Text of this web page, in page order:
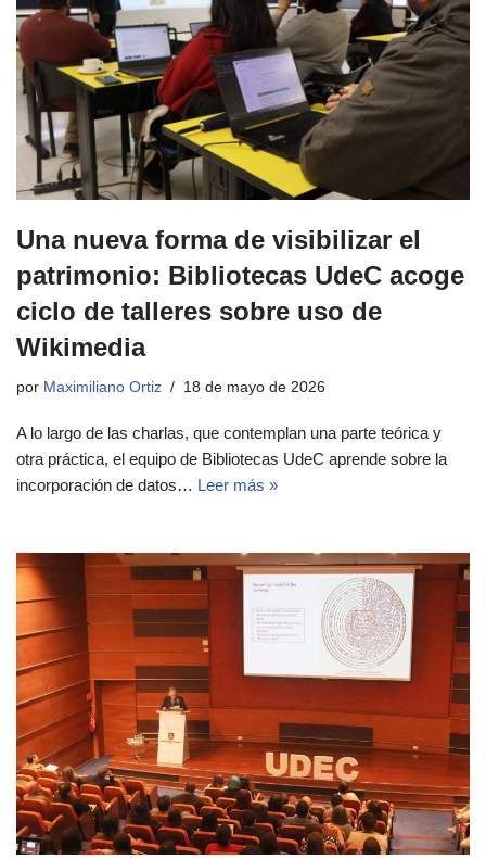
Una nueva forma de visibilizar el
patrimonio: Bibliotecas UdeC acoge
ciclo de talleres sobre uso de
Wikimedia
por Maximiliano Ortiz 18 de mayo de 2026
A lo largo de las charlas, que contemplan una parte teórica y
otra práctica, el equipo de Bibliotecas UdeC aprende sobre la
incorporación de datos… Leer más »